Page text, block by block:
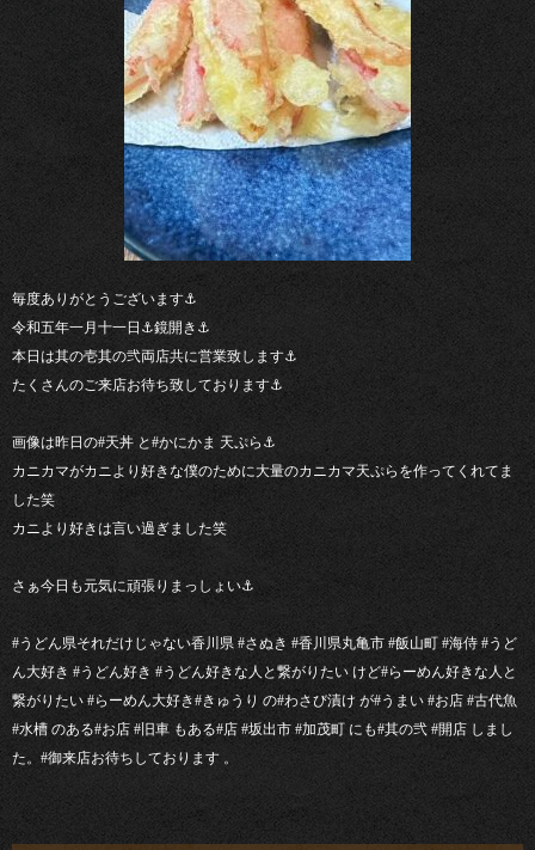
毎度ありがとうございます⚓︎
令和五年一月十一日⚓︎鏡開き⚓︎
本日は其の壱其の弐両店共に営業致します⚓︎
たくさんのご来店お待ち致しております⚓︎
画像は昨日の#天丼 と#かにかま 天ぷら⚓︎
カニカマがカニより好きな僕のために大量のカニカマ天ぷらを作ってくれてま
した笑
カニより好きは言い過ぎました笑
さぁ今日も元気に頑張りまっしょい⚓︎
#うどん県それだけじゃない香川県 #さぬき #香川県丸亀市 #飯山町 #海侍 #うど
ん大好き #うどん好き #うどん好きな人と繋がりたい けど#らーめん好きな人と
繋がりたい #らーめん大好き#きゅうり の#わさび漬け が#うまい #お店 #古代魚
#水槽 のある#お店 #旧車 もある#店 #坂出市 #加茂町 にも#其の弐 #開店 しまし
た。#御来店お待ちしております 。